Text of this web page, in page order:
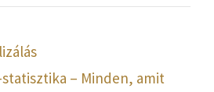
statisztika – Minden, amit